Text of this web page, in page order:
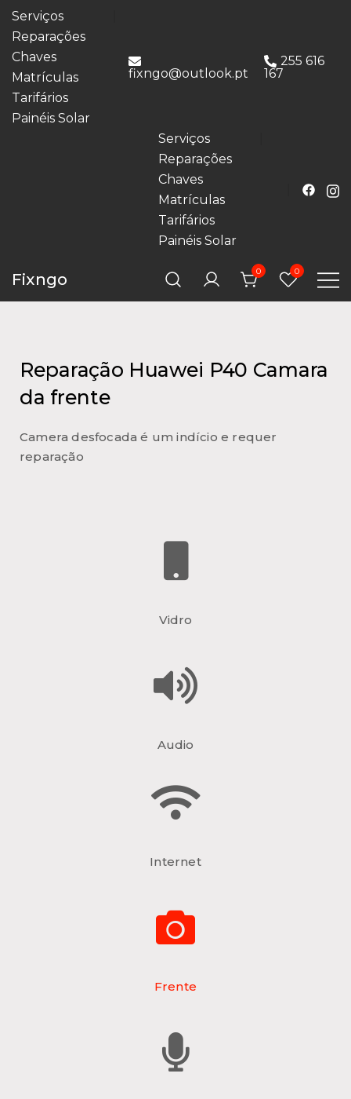
Serviços
Reparações
Chaves
Matrículas
Tarifários
Painéis Solar
fixngo@outlook.pt
255 616
167
Serviços
Reparações
Chaves
Matrículas
Tarifários
Painéis Solar
Fixngo 0 0
Reparação Huawei P40 Camara
da frente
Camera desfocada é um indício e requer
reparação
Vidro
Audio
Internet
Frente